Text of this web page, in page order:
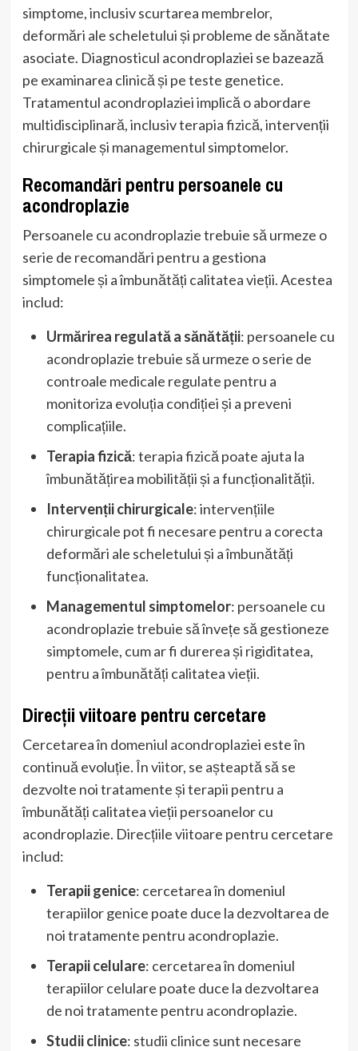
simptome, inclusiv scurtarea membrelor,
deformări ale scheletului și probleme de sănătate
asociate. Diagnosticul acondroplaziei se bazează
pe examinarea clinică și pe teste genetice.
Tratamentul acondroplaziei implică o abordare
multidisciplinară, inclusiv terapia fizică, intervenții
chirurgicale și managementul simptomelor.
Recomandări pentru persoanele cu
acondroplazie
Persoanele cu acondroplazie trebuie să urmeze o
serie de recomandări pentru a gestiona
simptomele și a îmbunătăți calitatea vieții. Acestea
includ:
Urmărirea regulată a sănătății: persoanele cu
acondroplazie trebuie să urmeze o serie de
controale medicale regulate pentru a
monitoriza evoluția condiției și a preveni
complicațiile.
Terapia fizică: terapia fizică poate ajuta la
îmbunătățirea mobilității și a funcționalității.
Intervenții chirurgicale: intervențiile
chirurgicale pot fi necesare pentru a corecta
deformări ale scheletului și a îmbunătăți
funcționalitatea.
Managementul simptomelor: persoanele cu
acondroplazie trebuie să învețe să gestioneze
simptomele, cum ar fi durerea și rigiditatea,
pentru a îmbunătăți calitatea vieții.
Direcții viitoare pentru cercetare
Cercetarea în domeniul acondroplaziei este în
continuă evoluție. În viitor, se așteaptă să se
dezvolte noi tratamente și terapii pentru a
îmbunătăți calitatea vieții persoanelor cu
acondroplazie. Direcțiile viitoare pentru cercetare
includ:
Terapii genice: cercetarea în domeniul
terapiilor genice poate duce la dezvoltarea de
noi tratamente pentru acondroplazie.
Terapii celulare: cercetarea în domeniul
terapiilor celulare poate duce la dezvoltarea
de noi tratamente pentru acondroplazie.
Studii clinice: studii clinice sunt necesare